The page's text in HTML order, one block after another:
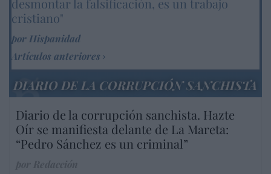
cristiano"
por Hispanidad
Artículos anteriores
DIARIO DE LA CORRUPCIÓN SANCHISTA
Diario de la corrupción sanchista. Hazte
Oír se manifiesta delante de La Mareta:
“Pedro Sánchez es un criminal”